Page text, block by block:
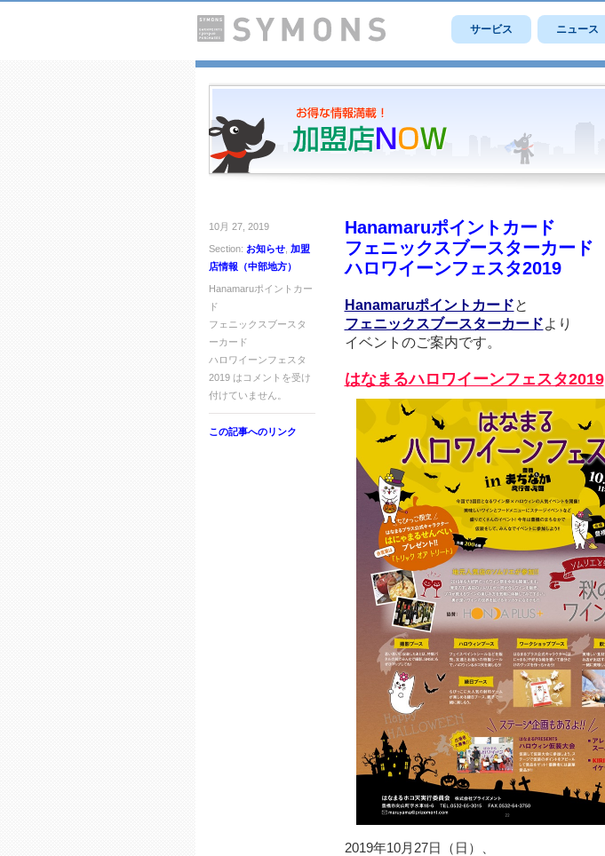
サービス ニュース
10月 27, 2019
Section: お知らせ, 加盟
店情報（中部地方）
Hanamaruポイントカー
ド
フェニックスブースタ
ーカード
ハロワイーンフェスタ
2019 は コメントを受け
付けていません。
この記事へのリンク
Hanamaruポイントカード
フェニックスブースターカード
ハロワイーンフェスタ2019
Hanamaruポイントカードと
フェニックスブースターカードより
イベントのご案内です。
はなまるハロワイーンフェスタ2019
2019年10月27日（日）、